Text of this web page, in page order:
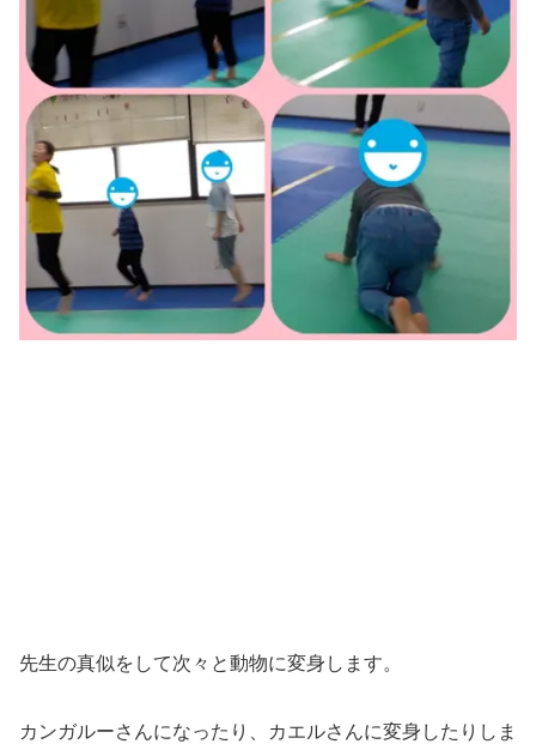
先生の真似をして次々と動物に変身します。
カンガルーさんになったり、カエルさんに変身したりしま